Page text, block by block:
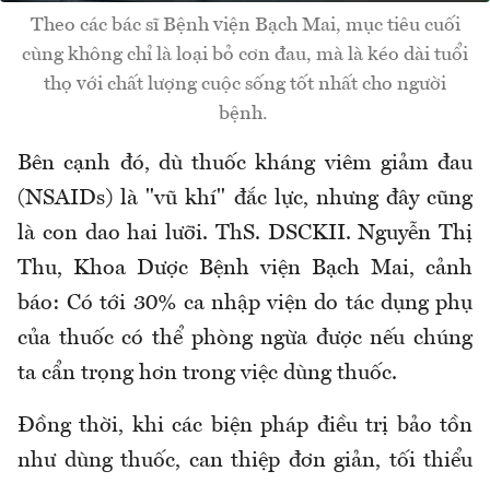
Theo các bác sĩ Bệnh viện Bạch Mai, mục tiêu cuối
cùng không chỉ là loại bỏ cơn đau, mà là kéo dài tuổi
thọ với chất lượng cuộc sống tốt nhất cho người
bệnh.
Bên cạnh đó, dù thuốc kháng viêm giảm đau
(NSAIDs) là "vũ khí" đắc lực, nhưng đây cũng
là con dao hai lưỡi. ThS. DSCKII. Nguyễn Thị
Thu, Khoa Dược Bệnh viện Bạch Mai, cảnh
báo: Có tới 30% ca nhập viện do tác dụng phụ
của thuốc có thể phòng ngừa được nếu chúng
ta cẩn trọng hơn trong việc dùng thuốc.
Đồng thời, khi các biện pháp điều trị bảo tồn
như dùng thuốc, can thiệp đơn giản, tối thiểu